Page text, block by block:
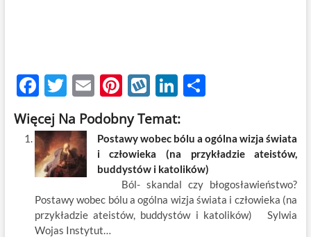
F
ac
e
b
o
o
k
T
w
itt
er
E
m
ail
Pi
nt
er
es
t
W
k
o
p
Li
k
e
dI
n
S
ar
e
Więcej Na Podobny Temat:
Postawy wobec bólu a ogólna wizja świata
i człowieka (na przykładzie ateistów,
buddystów i katolików)
Ból- skandal czy błogosławieństwo?
Postawy wobec bólu a ogólna wizja świata i człowieka (na
przykładzie ateistów, buddystów i katolików) Sylwia
Wojas Instytut…